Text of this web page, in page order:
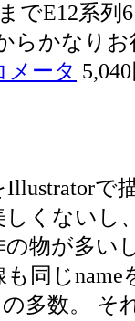
でE12系列
らかなり
メータ
で
しくないし
物が多い
同じname
多数。 そ